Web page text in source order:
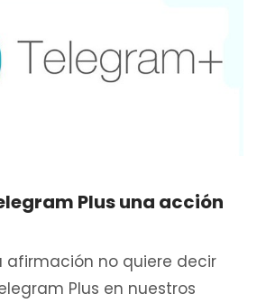
Plus una acción
afirmación no quiere decir
Plus en nuestros